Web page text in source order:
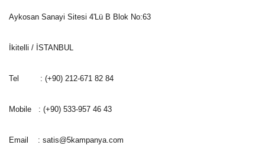
Aykosan Sanayi Sitesi 4'Lü B Blok No:63
İkitelli / İSTANBUL
Tel : (+90) 212-671 82 84
Mobile : (+90) 533-957 46 43
Email : satis@5kampanya.com